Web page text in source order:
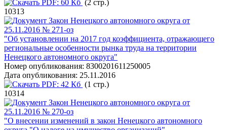
PDF: 60 Кб (2 стр.)
10313
Закон Ненецкого автономного округа от
25.11.2016 № 271-оз
"Об установлении на 2017 год коэффициента, отражающего
региональные особенности рынка труда на территории
Ненецкого автономного округа"
Номер опубликования: 8300201611250005
Дата опубликования: 25.11.2016
PDF: 42 Кб (1 стр.)
10314
Закон Ненецкого автономного округа от
25.11.2016 № 270-оз
"О внесении изменений в закон Ненецкого автономного